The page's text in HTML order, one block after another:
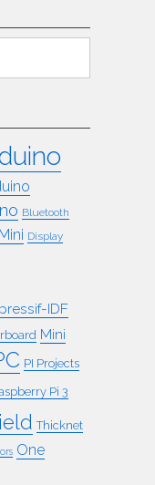
Search
Bluetooth
Display
IDF
Mini
PI Projects
Pi 3
Thicknet
One